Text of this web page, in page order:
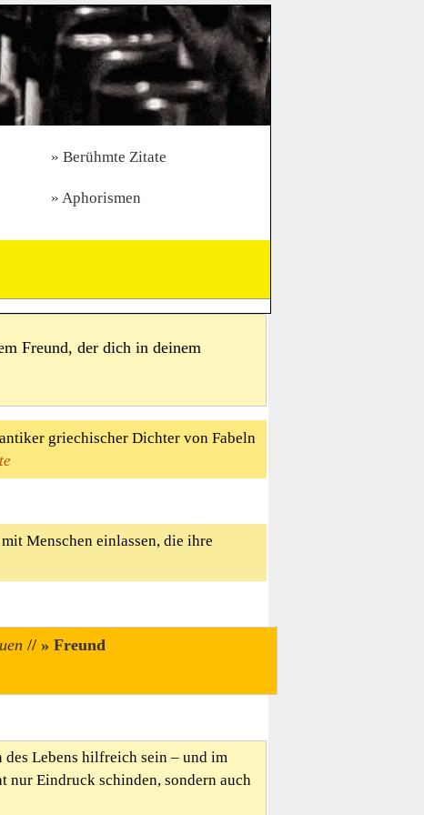
Berühmte Zitate
Aphorismen
Freund, der dich in deinem
griechischer Dichter von Fabeln
Menschen einlassen, die ihre
// Freund
Lebens hilfreich sein – und im
Eindruck schinden, sondern auch